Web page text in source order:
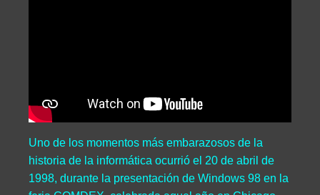
Uno de los momentos más embarazosos de la
historia de la informática ocurrió el 20 de abril de
1998, durante la presentación de Windows 98 en la